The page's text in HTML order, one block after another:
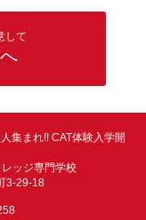
して
集まれ!! CAT体験入学開
ッジ専門学校
3-29-18